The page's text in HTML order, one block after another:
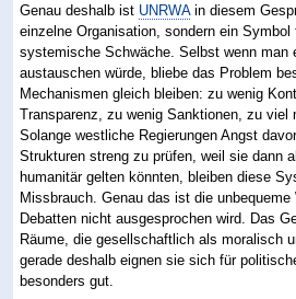
Genau deshalb ist UNRWAin diesem
einzelne Organisation, sondern ein Symbol
systemische Schwäche. Selbst wenn man
austauschen würde, bliebe das Problem
Mechanismen gleich bleiben: zu wenig
Transparenz, zu wenig Sanktionen, zu viel
Solange westliche Regierungen Angst
Strukturen streng zu prüfen, weil sie dann
humanitär gelten könnten, bleiben diese
Missbrauch. Genau das ist die
Debatten nicht ausgesprochen wird. Das
Räume, die gesellschaftlich als moralisch
gerade deshalb eignen sie sich für
besonders gut.